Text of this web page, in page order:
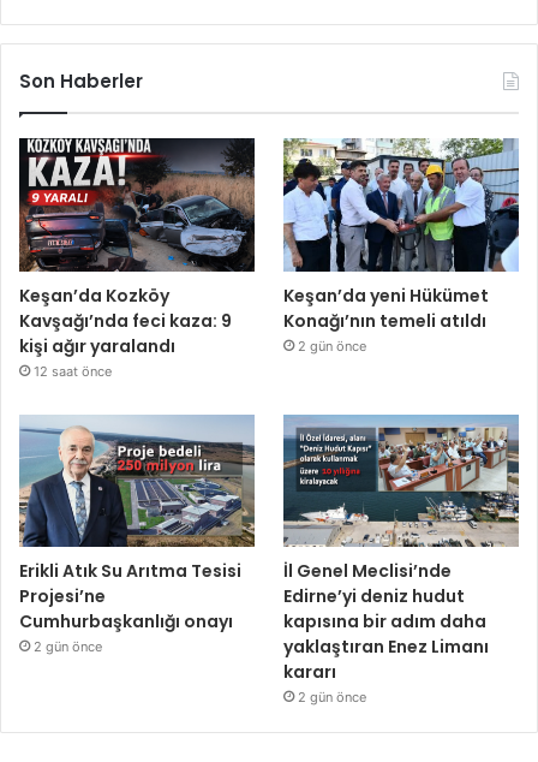
Son Haberler
Keşan’da Kozköy
Kavşağı’nda feci kaza: 9
kişi ağır yaralandı
12 saat önce
Keşan’da yeni Hükümet
Konağı’nın temeli atıldı
2 gün önce
Erikli Atık Su Arıtma Tesisi
Projesi’ne
Cumhurbaşkanlığı onayı
2 gün önce
İl Genel Meclisi’nde
Edirne’yi deniz hudut
kapısına bir adım daha
yaklaştıran Enez Limanı
kararı
2 gün önce